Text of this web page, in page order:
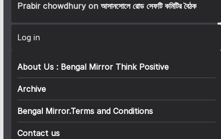
Prabir chowdhuryon আসানসোলে রোড সেফটি কমিটির বৈঠক
Log in
About Us : Bengal Mirror Think Positive
Archive
Bengal Mirror.Terms and Conditions
Contact us